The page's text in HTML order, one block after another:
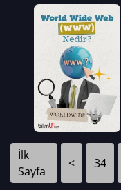
İlk
Sayfa
< 34